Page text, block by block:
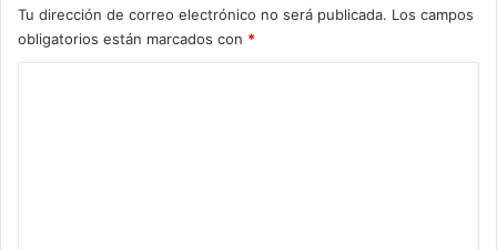
Tu dirección de correo electrónico no será publicada. Los campos
obligatorios están marcados con *